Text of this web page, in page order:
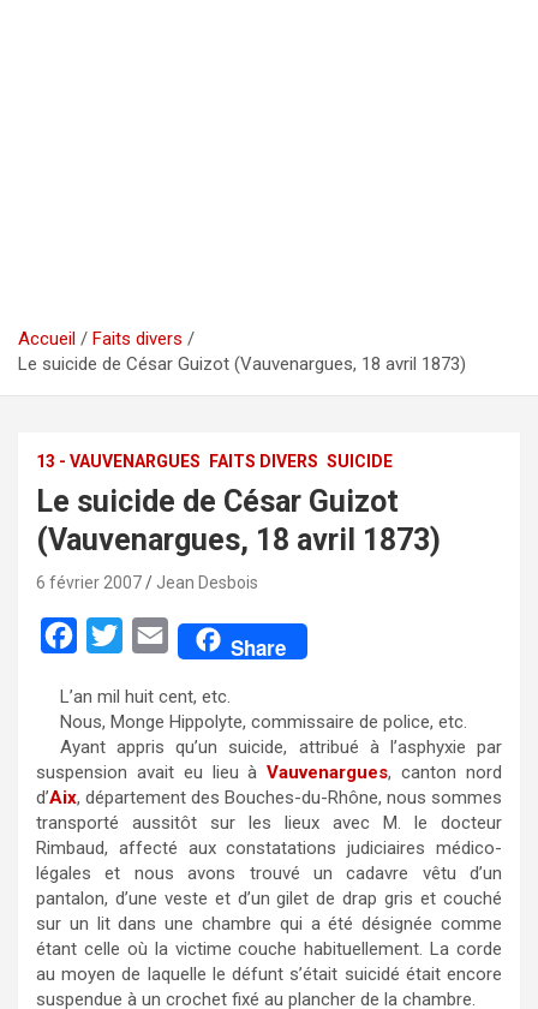
Accueil
Faits divers
Le suicide de César Guizot (Vauvenargues, 18 avril 1873)
13 - VAUVENARGUES FAITS DIVERS SUICIDE
Le suicide de César Guizot
(Vauvenargues, 18 avril 1873)
6 février 2007 Jean Desbois
c
e
b
o
o
k
i
t
t
r
E
a
l
Share
L’an mil huit cent, etc.
Nous, Monge Hippolyte, commissaire de police, etc.
Ayant appris qu’un suicide, attribué à l’asphyxie par
suspension avait eu lieu àVauvenargues, canton nord
d’Aix, département des Bouches-du-Rhône, nous sommes
transporté aussitôt sur les lieux avec M. le docteur
Rimbaud, affecté aux constatations judiciaires médico-
légales et nous avons trouvé un cadavre vêtu d’un
pantalon, d’une veste et d’un gilet de drap gris et couché
sur un lit dans une chambre qui a été désignée comme
étant celle où la victime couche habituellement. La corde
au moyen de laquelle le défunt s’était suicidé était encore
suspendue à un crochet fixé au plancher de la chambre.